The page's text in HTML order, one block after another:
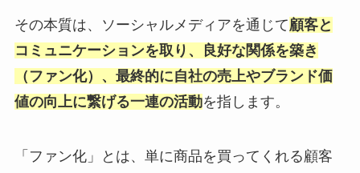
その本質は、ソーシャルメディアを通じて顧客と
コミュニケーションを取り、良好な関係を築き
（ファン化）、最終的に自社の売上やブランド価
値の向上に繋げる一連の活動を指します。
「ファン化」とは、単に商品を買ってくれる顧客